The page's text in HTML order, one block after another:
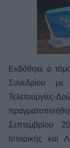
Εκδόθηκε ο
Συνεδρίου
Σεπτεμβρίου
Ιστορικής